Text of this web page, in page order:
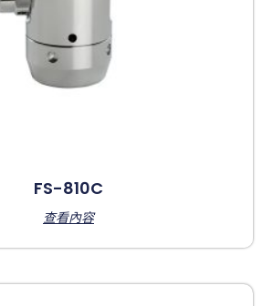
FS-810C
查看內容